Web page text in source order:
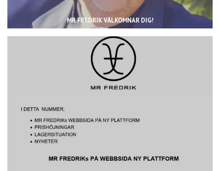
MR FREDRIK VÄLKOMNAR DIG!